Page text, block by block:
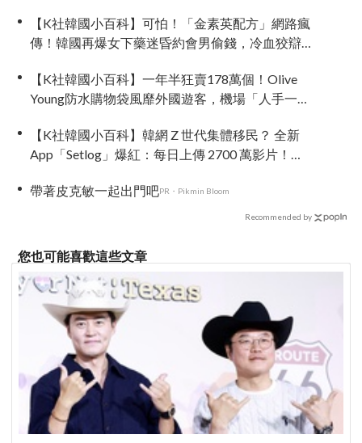
【K社韓國小百科】可怕！「金素英配方」網路瘋
傳！韓國再爆女下藥迷昏約會男偷錢，冷血狡辯
【K社韓國小百科】一年半狂賣178萬個！Olive
Young防水購物袋風靡外國遊客，機場「人手一
【K社韓國小百科】韓網 Z 世代集體移民？ 全新
App「Setlog」爆紅：每日上傳 2700 萬影片！主
帶著皮克敏一起出門吧PR・Pikmin Bloom
Recommended by
您也可能喜歡這些文章